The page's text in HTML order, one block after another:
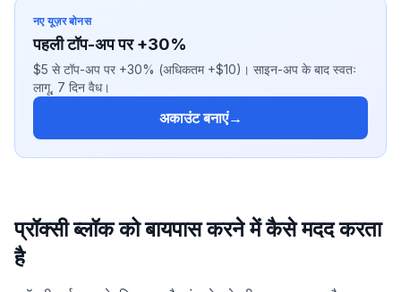
नए यूज़र बोनस
पहली टॉप-अप पर +30%
$5 से टॉप-अप पर +30% (अधिकतम +$10)। साइन-अप के बाद स्वतः
लागू, 7 दिन वैध।
अकाउंट बनाएं→
प्रॉक्सी ब्लॉक को बायपास करने में कैसे मदद करता
है